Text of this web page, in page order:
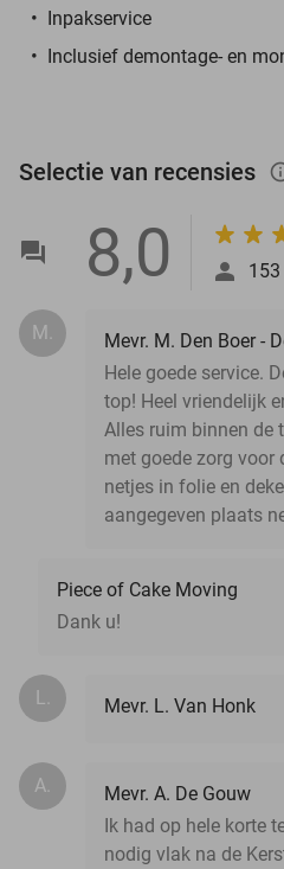
Inpakservice
Inclusief demontage- en
Selectie van recensies
8,0 153
M.
Mevr. M. Den Boer -
Hele goede service.
top! Heel vriendelijk
Alles ruim binnen de
met goede zorg voor
netjes in folie en
aangegeven plaats
Piece of Cake Moving
Dank u!
L. Mevr. L. Van Honk
A.
Mevr. A. De Gouw
Ik had op hele korte
nodig vlak na de